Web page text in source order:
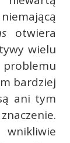
otwiera
wielu
problemu
bardziej
ani tym